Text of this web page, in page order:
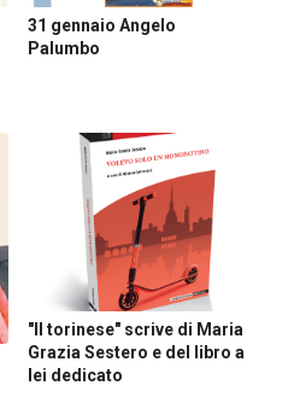
31 gennaio Angelo
Palumbo
"Il torinese" scrive di Maria
Grazia Sestero e del libro a
lei dedicato